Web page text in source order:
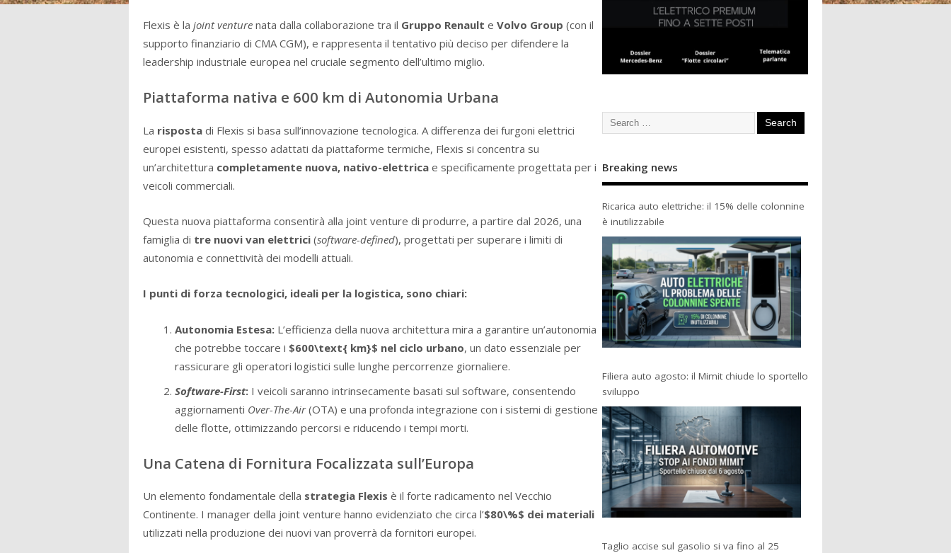
Flexis è la joint venturenata dalla collaborazione tra il Gruppo Renault e Volvo Group (con il
supporto finanziario di CMA CGM), e rappresenta il tentativo più deciso per difendere la
leadership industriale europea nel cruciale segmento dell’ultimo miglio.
Piattaforma nativa e 600 km di Autonomia Urbana
La rispostadi Flexis si basa sull’innovazione tecnologica. A differenza dei furgoni elettrici
europei esistenti, spesso adattati da piattaforme termiche, Flexis si concentra su
un’architettura completamente nuova, nativo-elettricae specificamente progettata per i
veicoli commerciali.
Questa nuova piattaforma consentirà alla joint venture di produrre, a partire dal 2026, una
famiglia di tre nuovi van elettrici(software-defined), progettati per superare i limiti di
autonomia e connettività dei modelli attuali.
I punti di forza tecnologici, ideali per la logistica, sono chiari:
Autonomia Estesa:L’efficienza della nuova architettura mira a garantire un’autonomia
che potrebbe toccare i $600\text{ km}$ nel ciclo urbano, un dato essenziale per
rassicurare gli operatori logistici sulle lunghe percorrenze giornaliere.
Software-First:I veicoli saranno intrinsecamente basati sul software, consentendo
aggiornamenti Over-The-Air(OTA) e una profonda integrazione con i sistemi di gestione
delle flotte, ottimizzando percorsi e riducendo i tempi morti.
Una Catena di Fornitura Focalizzata sull’Europa
Un elemento fondamentale della strategia Flexis è il forte radicamento nel Vecchio
Continente. I manager della joint venture hanno evidenziato che circa l’$80\%$ dei materiali
utilizzati nella produzione dei nuovi van proverrà da fornitori europei.
Breaking news
Ricarica auto elettriche: il 15% delle colonnine
è inutilizzabile
Filiera auto agosto: il Mimit chiude lo sportello
sviluppo
Taglio accise sul gasolio si va fino al 25